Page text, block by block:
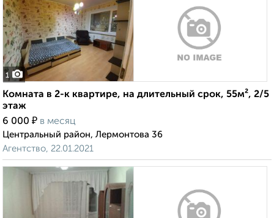
1
Комната в 2-к квартире, на длительный срок, 55м², 2/5
этаж
6 000 ₽ в месяц
Центральный район, Лермонтова 36
Агентство, 22.01.2021